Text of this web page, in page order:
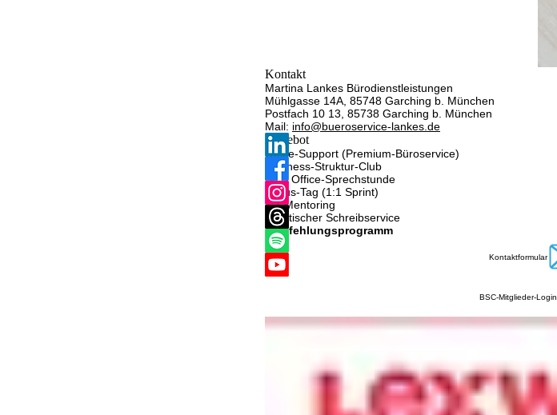
Kontakt
Martina Lankes Bürodienstleistungen
Mühlgasse 14A, 85748 Garching b. München
Postfach 10 13, 85738 Garching b. München
Mail: info@bueroservice-lankes.de
Angebot
Office-Support (Premium-Büroservice)
Business-Struktur-Club
SOS Office-Sprechstunde
Fokus-Tag (1:1 Sprint)
1:1 Mentoring
Juristischer Schreibservice
Empfehlungsprogramm
Kontaktformular
BSC-Mitglieder-Login